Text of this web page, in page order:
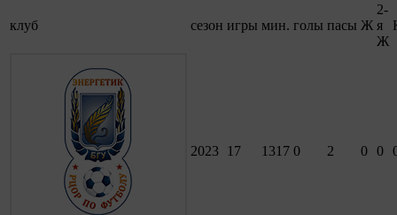
клуб сезон игры мин. голы пасы Ж
2-
я
Ж
2023 17 1317 0 2 0 0